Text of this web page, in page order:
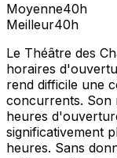
Moyenne40h
Meilleur40h
Le Théâtre des
horaires
rend difficile une
concurrents. Son
heures
significativement
heures. Sans